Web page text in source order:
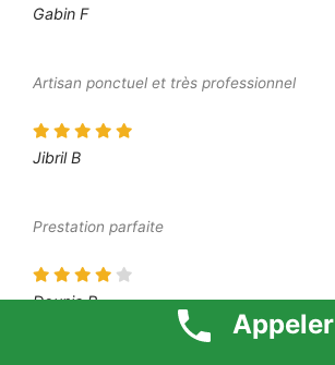
Gabin F
Artisan ponctuel et très professionnel
Jibril B
Prestation parfaite
Dounia P
Appeler